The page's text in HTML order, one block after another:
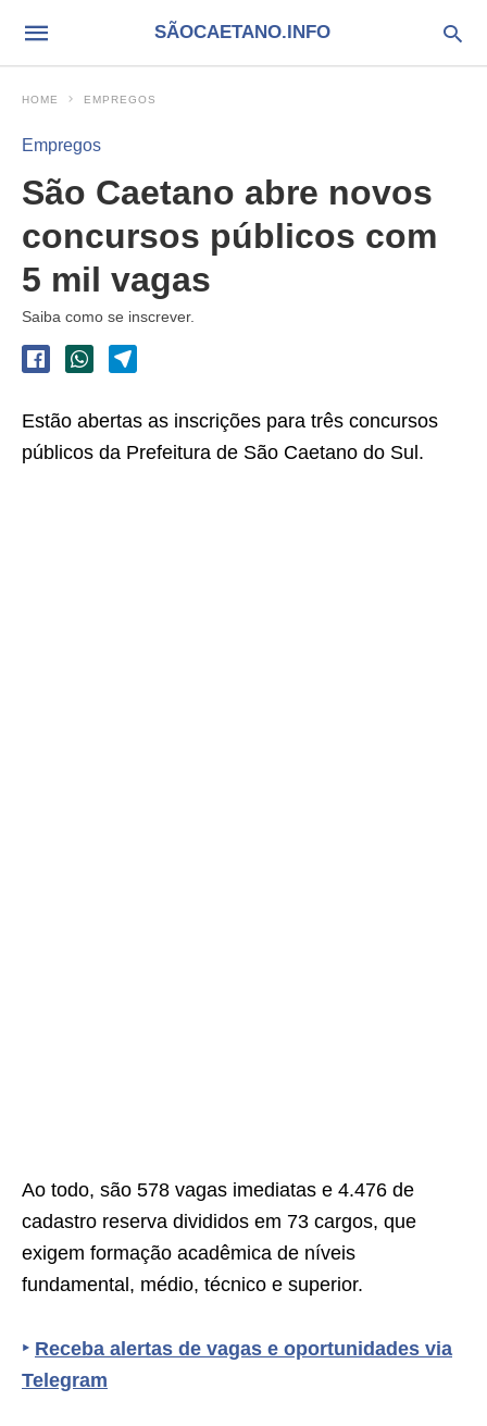
SÃOCAETANO.INFO
HOME EMPREGOS
Empregos
São Caetano abre novos
concursos públicos com
5 mil vagas
Saiba como se inscrever.
Estão abertas as inscrições para três concursos
públicos da Prefeitura de São Caetano do Sul.
Ao todo, são 578 vagas imediatas e 4.476 de
cadastro reserva divididos em 73 cargos, que
exigem formação acadêmica de níveis
fundamental, médio, técnico e superior.
‣ Receba alertas de vagas e oportunidades via
Telegram